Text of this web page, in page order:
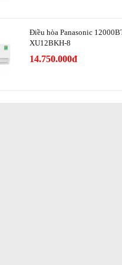
100 cm
nước 80 cm
Điều hòa Panasonic
XU12BKH-8
14.750.000đ